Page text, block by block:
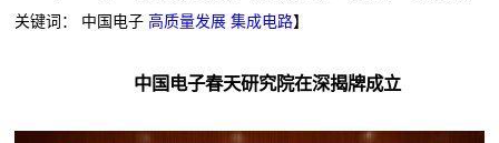
关键词： 中国电子 高质量发展 集成电路】
中国电子春天研究院在深揭牌成立